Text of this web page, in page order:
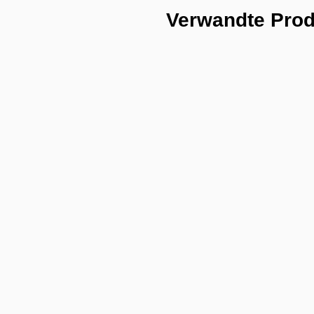
Verwandte